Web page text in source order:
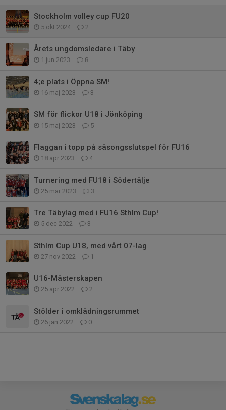
Stockholm volley cup FU20
5 okt 2024 2
Årets ungdomsledare i Täby
1 jun 2023 8
4;e plats i Öppna SM!
16 maj 2023 3
SM för flickor U18 i Jönköping
15 maj 2023 5
Flaggan i topp på säsongsslutspel för FU16
18 apr 2023 4
Turnering med FU18 i Södertälje
25 mar 2023 3
Tre Täbylag med i FU16 Sthlm Cup!
5 dec 2022 3
Sthlm Cup U18, med vårt 07-lag
27 nov 2022 1
U16-Mästerskapen
25 apr 2022 2
Stölder i omklädningsrummet
26 jan 2022 0